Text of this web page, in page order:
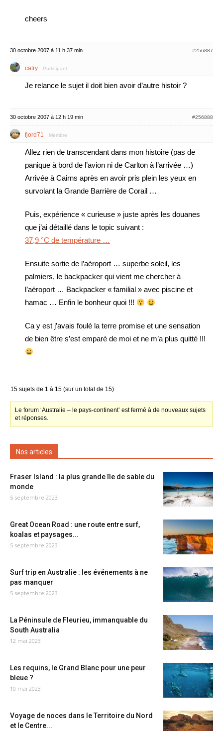
cheers
30 octobre 2007 à 11 h 37 min #256887
catry Participant
Je relance le sujet il doit bien avoir d’autre histoir ?
30 octobre 2007 à 12 h 19 min #256888
fjord71 Membre
Allez rien de transcendant dans mon histoire (pas de
panique à bord de l’avion ni de Carlton à l’arrivée …)
Arrivée à Cairns après en avoir pris plein les yeux en
survolant la Grande Barrière de Corail …
Puis, expérience « curieuse » juste après les douanes
que j’ai détaillé dans le topic suivant :
37,9 °C de température …
Ensuite sortie de l’aéroport … superbe soleil, les
palmiers, le backpacker qui vient me chercher à
l’aéroport … Backpacker « familial » avec piscine et
hamac … Enfin le bonheur quoi !!!
Ca y est j’avais foulé la terre promise et une sensation
de bien être s’est emparé de moi et ne m’a plus quitté !!!
15 sujets de 1 à 15 (sur un total de 15)
Le forum ‘Australie – le pays-continent’ est fermé à de nouveaux sujets
et réponses.
Nos articles
Fraser Island : la plus grande île de sable du
monde
5 septembre 2023
Great Ocean Road : une route entre surf,
koalas et paysages...
5 septembre 2023
Surf trip en Australie : les événements à ne
pas manquer
5 septembre 2023
La Péninsule de Fleurieu, immanquable du
South Australia
12 mai 2023
Les requins, le Grand Blanc pour une peur
bleue ?
10 mai 2023
Voyage de noces dans le Territoire du Nord
et le Centre...